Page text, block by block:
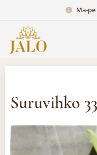
Ma-pe
Suruvihko